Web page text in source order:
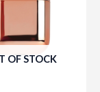
OF STOCK